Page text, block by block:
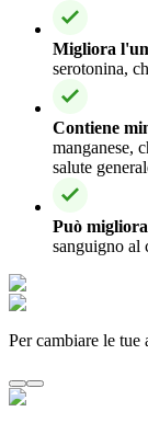
Migliora
serotonina,
Contiene
manganese,
salute
Può
sanguigno al
Per cambiare le tue